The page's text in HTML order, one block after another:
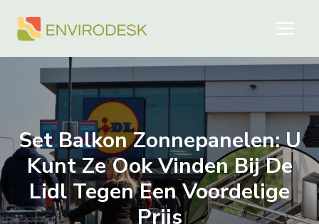
naar
Set Balkon Zonnepanelen: U
Kunt Ze Ook Vinden Bij De
Lidl Tegen Een Voordelige
Prijs